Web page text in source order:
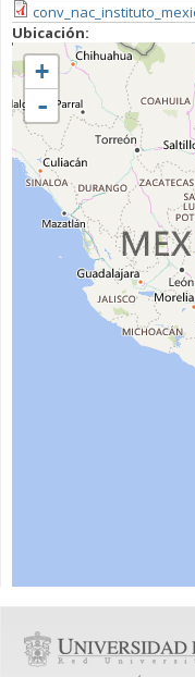
Ubicación:
+
-